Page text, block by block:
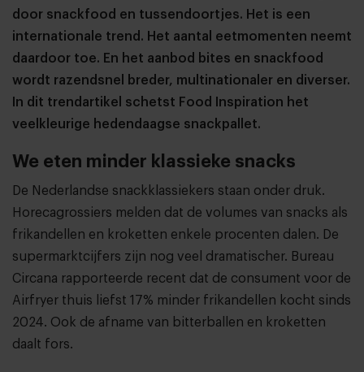
door snackfood en tussendoortjes. Het is een
internationale trend. Het aantal eetmomenten neemt
daardoor toe. En het aanbod bites en snackfood
wordt razendsnel breder, multinationaler en diverser.
In dit trendartikel schetst Food Inspiration het
veelkleurige hedendaagse snackpallet.
We eten minder klassieke snacks
De Nederlandse snackklassiekers staan onder druk.
Horecagrossiers melden dat de volumes van snacks als
frikandellen en kroketten enkele procenten dalen. De
supermarktcijfers zijn nog veel dramatischer. Bureau
Circana rapporteerde recent dat de consument voor de
Airfryer thuis liefst 17% minder frikandellen kocht sinds
2024. Ook de afname van bitterballen en kroketten
daalt fors.